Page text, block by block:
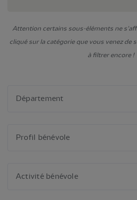
Attention certains sous-éléments ne
cliqué sur la catégorie que vous venez de
à filtrer encore !